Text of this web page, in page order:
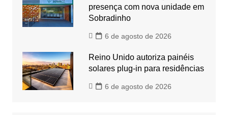
presença com nova unidade em
Sobradinho
6 de agosto de 2026
Reino Unido autoriza painéis
solares plug-in para residências
6 de agosto de 2026